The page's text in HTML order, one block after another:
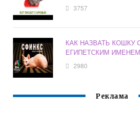
3757
КАК НАЗВАТЬ КОШКУ
ЕГИПЕТСКИМ ИМЕНЕМ
2980
Реклама